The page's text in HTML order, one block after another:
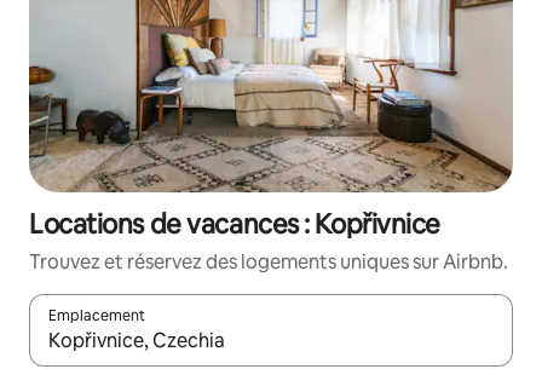
Locations de vacances : Kopřivnice
Trouvez et réservez des logements uniques sur Airbnb.
Emplacement
Quand les résultats sont affichés, parcourez-les en utilisant